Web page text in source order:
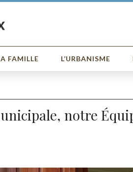
FAMILLE L’URBANISME
notre